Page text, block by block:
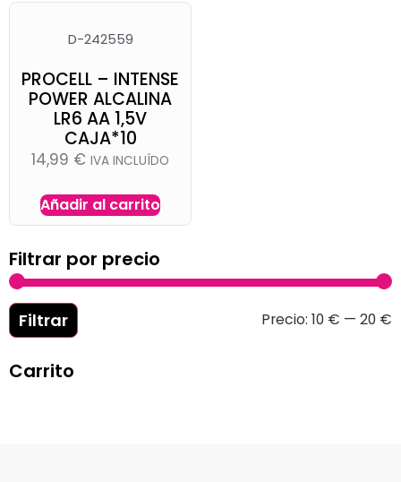
Filtrar por precio
Filtrar Precio: 10 € — 20 €
Carrito
D-242559
PROCELL – INTENSE
POWER ALCALINA
LR6 AA 1,5V
CAJA*10
14,99 € IVA INCLUÍDO
Añadir al carrito